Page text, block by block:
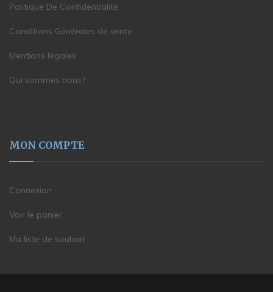
Politique De Confidentialité
Conditions Générales de vente
Mentions légales
Qui sommes nous?
MON COMPTE
Connexion
Voir le panier
Ma liste de souhait